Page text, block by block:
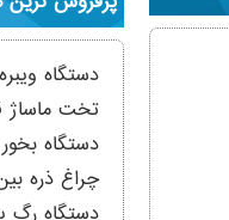
دستگاه
تخت ماساژ
دستگاه
چراغ ذره